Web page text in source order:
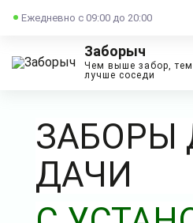
Ежедневно с 09:00 до 20:00
Заборыч
Чем выше забор, тем
лучше соседи
ЗАБОРЫ
ДАЧИ